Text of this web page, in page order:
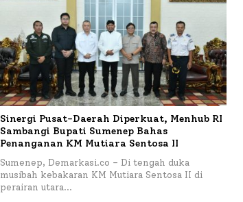
Sinergi Pusat-Daerah Diperkuat, Menhub RI
Sambangi Bupati Sumenep Bahas
Penanganan KM Mutiara Sentosa II
Sumenep, Demarkasi.co – Di tengah duka
musibah kebakaran KM Mutiara Sentosa II di
perairan utara…